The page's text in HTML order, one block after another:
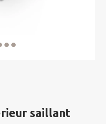
saillant